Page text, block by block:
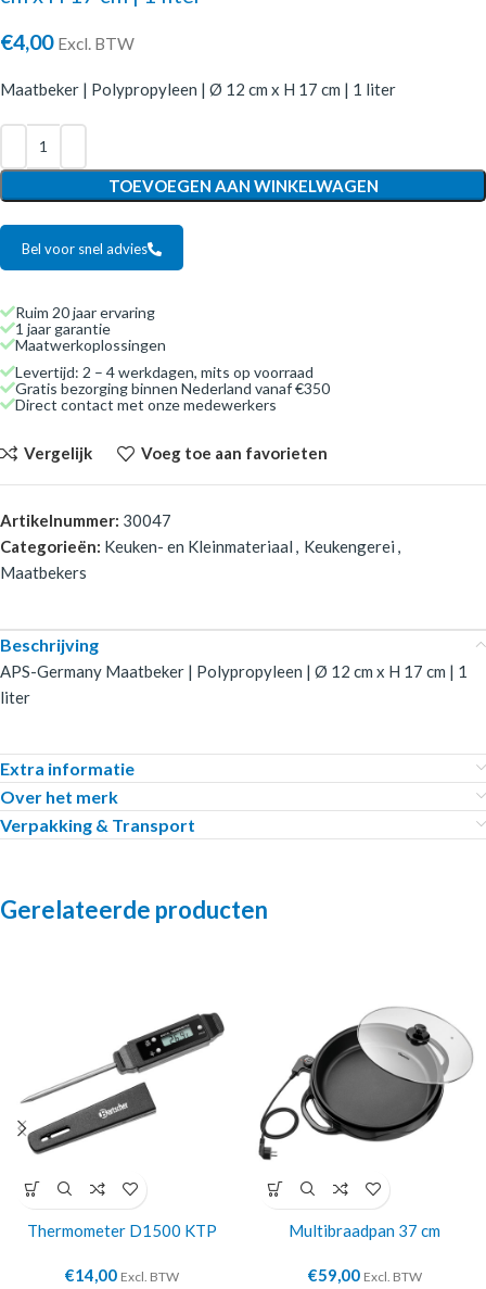
€4,00 Excl. BTW
Maatbeker | Polypropyleen | Ø 12 cm x H 17 cm | 1 liter
TOEVOEGEN AAN WINKELWAGEN
Bel voor snel advies
Ruim 20 jaar ervaring
1 jaar garantie
Maatwerkoplossingen
Levertijd: 2 – 4 werkdagen, mits op voorraad
Gratis bezorging binnen Nederland vanaf €350
Direct contact met onze medewerkers
Vergelijk Voeg toe aan favorieten
Artikelnummer: 30047
Categorieën: Keuken- en Kleinmateriaal , Keukengerei ,
Maatbekers
Beschrijving
APS-Germany Maatbeker | Polypropyleen | Ø 12 cm x H 17 cm | 1
liter
Extra informatie
Over het merk
Verpakking & Transport
Gerelateerde producten
Thermometer D1500 KTP
€14,00 Excl. BTW
Multibraadpan 37 cm
€59,00 Excl. BTW